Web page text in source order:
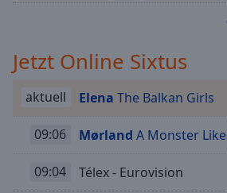
Chapters
Chapters
Descriptions
descriptions
Jetzt Online Sixtus
aktuell Elena The Balkan Girls
09:06 Mørland A Monster
09:04 Télex - Eurovision